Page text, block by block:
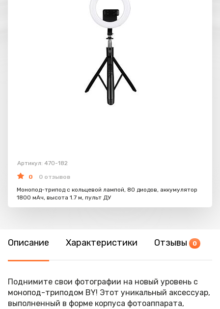
Артикул: 470-182
0
0 отзывов
Монопод-трипод с кольцевой лампой, 80 диодов, аккумулятор
1800 мАч, высота 1.7 м, пульт ДУ
Описание Характеристики Отзывы 0
Поднимите свои фотографии на новый уровень с
монопод-триподом BY! Этот уникальный аксессуар,
выполненный в форме корпуса фотоаппарата,